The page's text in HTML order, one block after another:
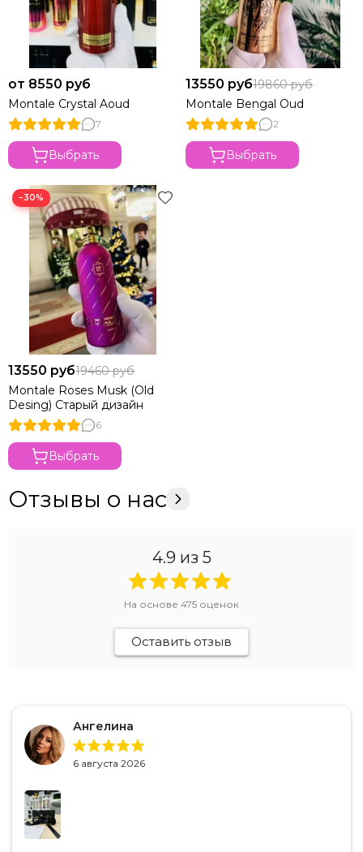
от 8550 руб
Montale Crystal Aoud
7
Выбрать
13550 руб19860 руб
Montale Bengal Oud
2
Выбрать
−30%
13550 руб19460 руб
Montale Roses Musk (Old
Desing) Старый дизайн
6
Выбрать
Отзывы о нас
4.9 из 5
На основе 475 оценок
Оставить отзыв
Ангелина
6 августа 2026